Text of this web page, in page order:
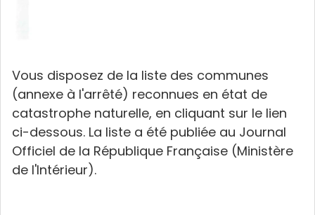
Vous disposez de la liste des communes
(annexe à l'arrêté) reconnues en état de
catastrophe naturelle, en cliquant sur le lien
ci-dessous. La liste a été publiée au Journal
Officiel de la République Française (Ministère
de l'Intérieur).